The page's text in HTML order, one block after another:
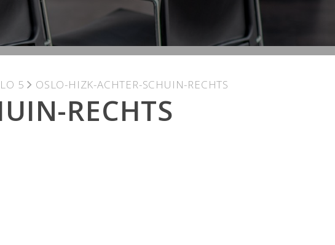
5 OSLO-HIZK-ACHTER-SCHUIN-RECHTS
RECHTS